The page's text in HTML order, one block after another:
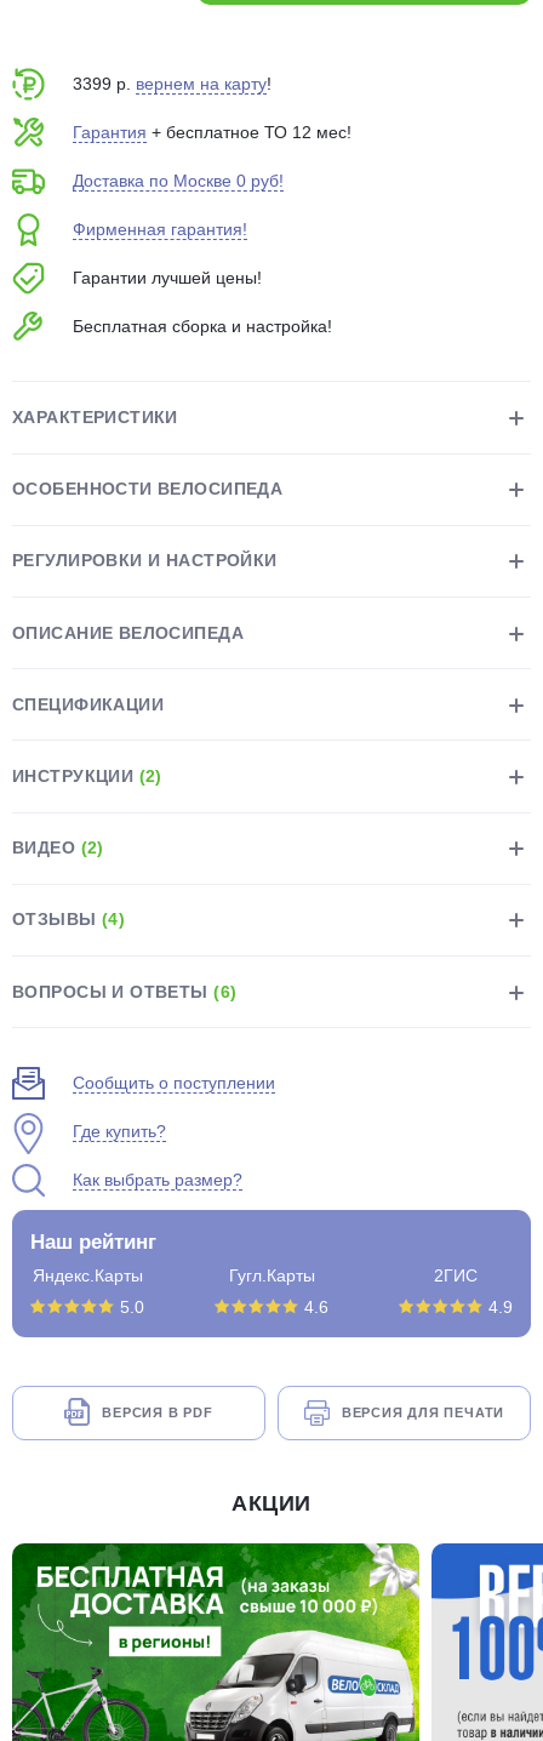
3399 р. вернем на карту!
Гарантия + бесплатное ТО 12 мес!
Доставка по Москве 0 руб!
Фирменная гарантия!
Гарантии лучшей цены!
Бесплатная сборка и настройка!
ХАРАКТЕРИСТИКИ
ОСОБЕННОСТИ ВЕЛОСИПЕДА
РЕГУЛИРОВКИ И НАСТРОЙКИ
ОПИСАНИЕ ВЕЛОСИПЕДА
СПЕЦИФИКАЦИИ
ИНСТРУКЦИИ (2)
ВИДЕО (2)
ОТЗЫВЫ (4)
ВОПРОСЫ И ОТВЕТЫ(6)
Сообщить о поступлении
Где купить?
Как выбрать размер?
Наш рейтинг
Яндекс.Карты
5.0
Гугл.Карты
4.6
2ГИС
4.9
ВЕРСИЯ В PDF ВЕРСИЯ ДЛЯ ПЕЧАТИ
АКЦИИ
списыватьсяс вашей карты
об оплате Плайтом
недели
8 800 302-02-51